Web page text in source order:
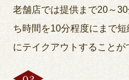
老舗店では提供まで20～
ち時間を10分程度にまで
にテイクアウトすることが